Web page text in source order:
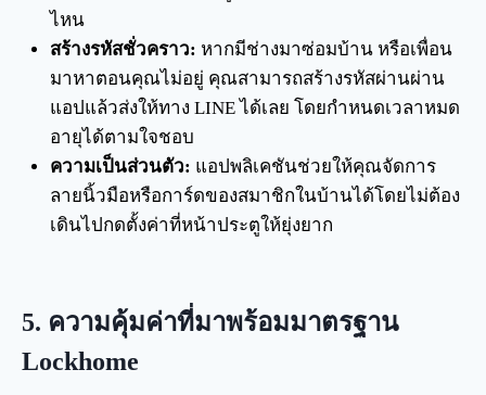
ไหน
สร้างรหัสชั่วคราว: หากมีช่างมาซ่อมบ้าน หรือเพื่อน
มาหาตอนคุณไม่อยู่ คุณสามารถสร้างรหัสผ่านผ่าน
แอปแล้วส่งให้ทาง LINE ได้เลย โดยกำหนดเวลาหมด
อายุได้ตามใจชอบ
ความเป็นส่วนตัว: แอปพลิเคชันช่วยให้คุณจัดการ
ลายนิ้วมือหรือการ์ดของสมาชิกในบ้านได้โดยไม่ต้อง
เดินไปกดตั้งค่าที่หน้าประตูให้ยุ่งยาก
5. ความคุ้มค่าที่มาพร้อมมาตรฐาน
Lockhome